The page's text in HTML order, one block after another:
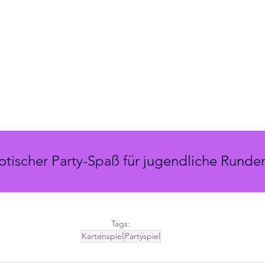
Party-Spaß für jugendliche
Tags:
Kartenspiel Partyspiel